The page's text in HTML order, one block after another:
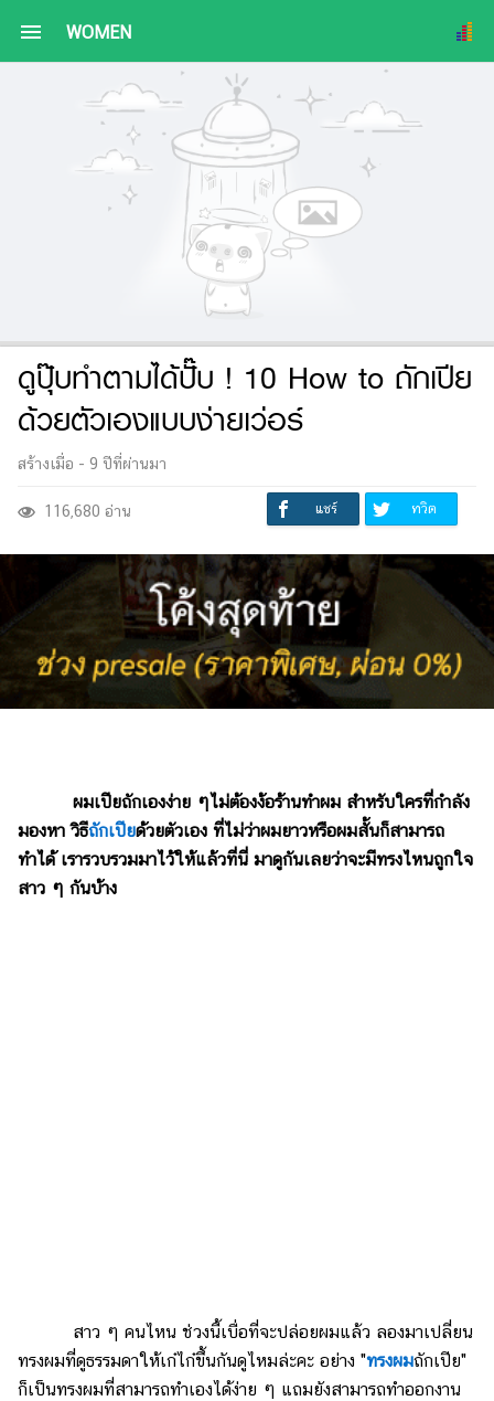
WOMEN
menu
ดูปุ๊บทำตามได้ปั๊บ ! 10 How to ถักเปีย
ด้วยตัวเองแบบง่ายเว่อร์
สร้างเมื่อ - 9 ปีที่ผ่านมา
116,680 อ่าน แชร์ ทวิต
ผมเปียถักเองง่าย ๆไม่ต้องง้อร้านทำผม สำหรับใครที่กำลัง
มองหา วิธีถักเปียด้วยตัวเอง ที่ไม่ว่าผมยาวหรือผมสั้นก็สามารถ
ทำได้ เรารวบรวมมาไว้ให้แล้วที่นี่ มาดูกันเลยว่าจะมีทรงไหนถูกใจ
สาว ๆ กันบ้าง
สาว ๆ คนไหน ช่วงนี้เบื่อที่จะปล่อยผมแล้ว ลองมาเปลี่ยน
ทรงผมที่ดูธรรมดาให้เก๋ไก๋ขึ้นกันดูไหมล่ะคะ อย่าง "ทรงผมถักเปีย"
ก็เป็นทรงผมที่สามารถทำเองได้ง่าย ๆ แถมยังสามารถทำออกงาน